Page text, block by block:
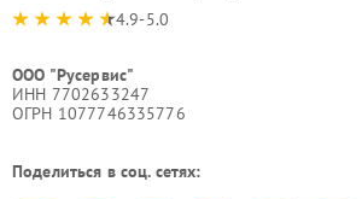
4.9-5.0
ООО "Русервис"
ИНН 7702633247
ОГРН 1077746335776
Поделиться в соц. сетях: